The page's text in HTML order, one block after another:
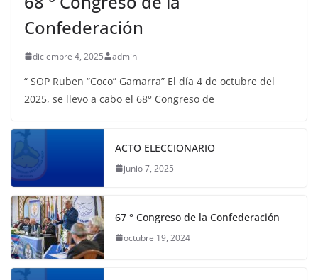
68 ° Congreso de la
Confederación
diciembre 4, 2025 admin
“ SOP Ruben “Coco” Gamarra” El día 4 de octubre del
2025, se llevo a cabo el 68° Congreso de
ACTO ELECCIONARIO
junio 7, 2025
67 ° Congreso de la Confederación
octubre 19, 2024